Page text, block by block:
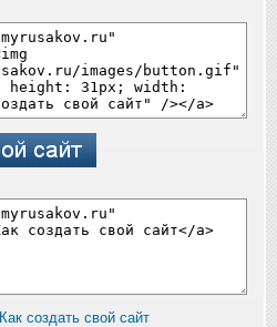
Как создать свой сайт